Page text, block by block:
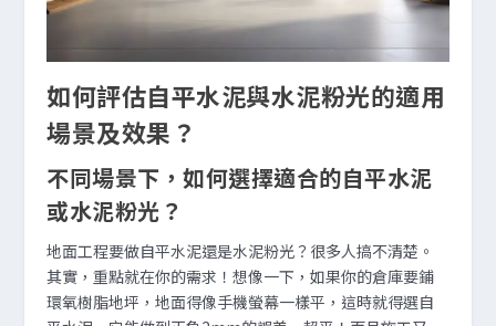
如何評估自平水泥與水泥粉光的適用
場景及效果？
不同場景下，如何選擇適合的自平水泥
或水泥粉光？
地面工程要做自平水泥還是水泥粉光？很多人搞不清楚。
其實，重點就在你的需求！想像一下，如果你的倉庫要鋪
環氧樹脂地坪，地面得像手機螢幕一樣平，這時就得選自